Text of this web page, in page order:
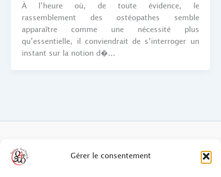
Gérer le consentement
À l’heure où, de toute évidence, le
rassemblement des ostéopathes semble
apparaître comme une nécessité plus
qu’essentielle, il conviendrait de s’interroger un
instant sur la notion d�...